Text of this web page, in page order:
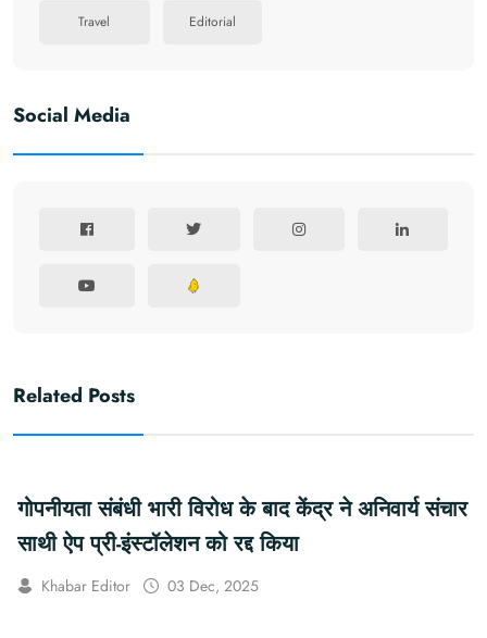
Travel Editorial
Social Media
Related Posts
गोपनीयता संबंधी भारी विरोध के बाद केंद्र ने अनिवार्य संचार
साथी ऐप प्री-इंस्टॉलेशन को रद्द किया
Khabar Editor 03 Dec, 2025